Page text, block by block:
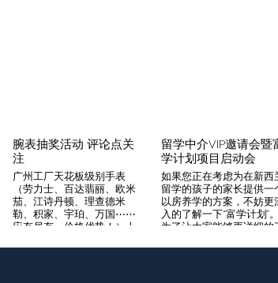
腕表抽奖活动 评论点关
注
广州工厂天花板级别手表
（劳力士、百达翡丽、欧米
茄、江诗丹顿、理查德米
勒、积家、宇珀、万国⋯⋯
应有尽有，价格优势！）十
旨，支持平台交易，货到付
留学中介VIP邀请会暨
学计划项目启动会
如果您正在考虑为在新西
留学的孩子的家长提供一
以房养学的方案，不妨更
入的了解一下“富学计划”。
为了让大家能够更详细的
月14日举办一次针对留学